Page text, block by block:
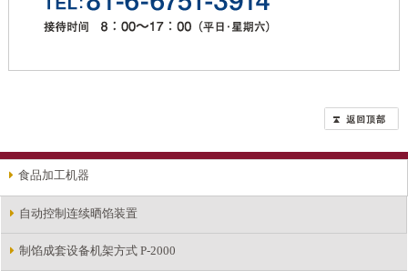
食品加工机器
自动控制连续晒馅装置
制馅成套设备机架方式 P-2000